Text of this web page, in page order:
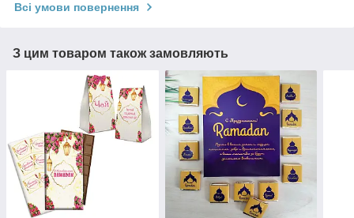
Всі умови повернення
З цим товаром також замовляють